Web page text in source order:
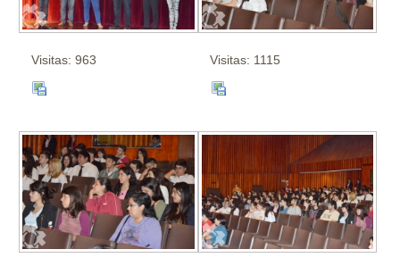
Visitas: 963 Visitas: 1115